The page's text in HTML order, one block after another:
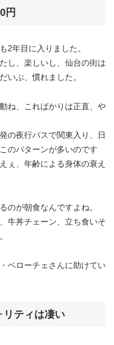
円
2年目に入りました。
し、楽しいし、仙台の街は
いぶ、慣れました。
ね、こればかりは正直、や
の夜行バスで関東入り、日
のパターンが多いのです
ぇ、年齢による身体の衰え
のが朝食なんですよね。
牛丼チェーン、立ち食いそ
ベローチェさんに助けてい
リティは凄い